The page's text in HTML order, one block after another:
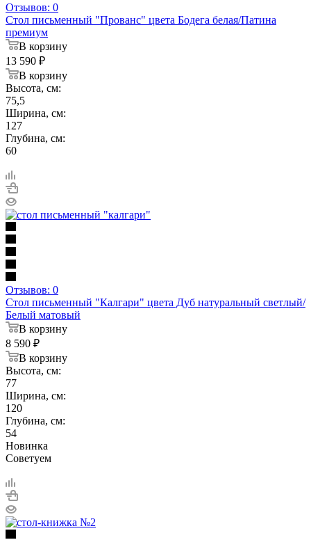
Отзывов: 0
Стол письменный "Прованс" цвета Бодега белая/Патина
премиум
В корзину
13 590 ₽
В корзину
Высота, см:
75,5
Ширина, см:
127
Глубина, см:
60
Отзывов: 0
Стол письменный "Калгари" цвета Дуб натуральный светлый/
Белый матовый
В корзину
8 590 ₽
В корзину
Высота, см:
77
Ширина, см:
120
Глубина, см:
54
Новинка
Советуем